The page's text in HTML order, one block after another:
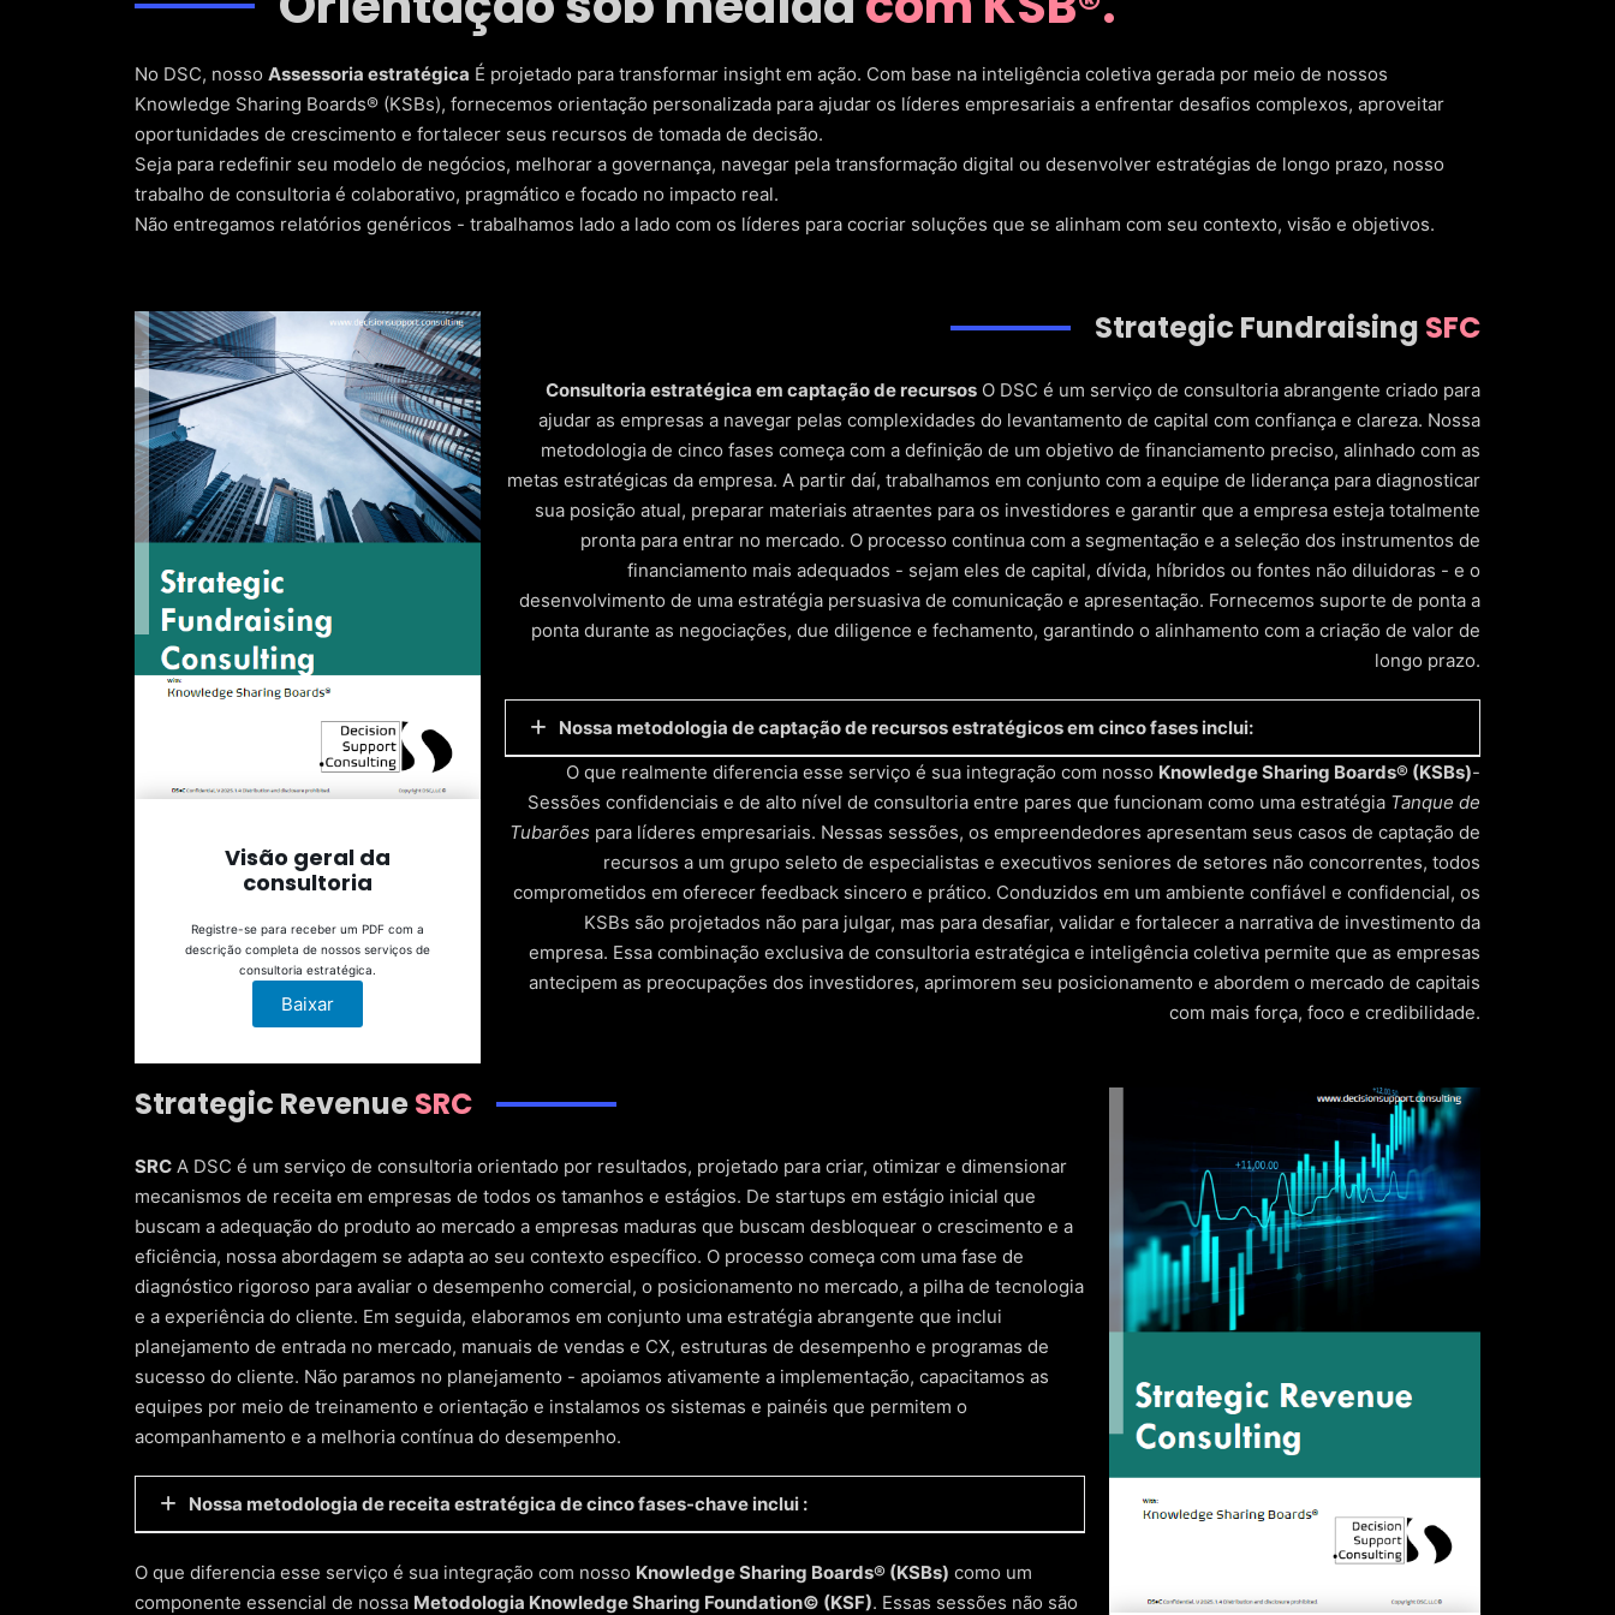
No DSC, nosso Assessoria estratégica É projetado para transformar insight em ação. Com base na inteligência coletiva gerada por meio de nossos
Knowledge Sharing Boards® (KSBs), fornecemos orientação personalizada para ajudar os líderes empresariais a enfrentar desafios complexos, aproveitar
oportunidades de crescimento e fortalecer seus recursos de tomada de decisão.
Seja para redefinir seu modelo de negócios, melhorar a governança, navegar pela transformação digital ou desenvolver estratégias de longo prazo, nosso
trabalho de consultoria é colaborativo, pragmático e focado no impacto real.
Não entregamos relatórios genéricos - trabalhamos lado a lado com os líderes para cocriar soluções que se alinham com seu contexto, visão e objetivos.
Visão geral da
consultoria
Registre-se para receber um PDF com a
descrição completa de nossos serviços de
consultoria estratégica.
Baixar
Strategic Fundraising SFC
Consultoria estratégica em captação de recursosO DSC é um serviço de consultoria abrangente criado para
ajudar as empresas a navegar pelas complexidades do levantamento de capital com confiança e clareza. Nossa
metodologia de cinco fases começa com a definição de um objetivo de financiamento preciso, alinhado com as
metas estratégicas da empresa. A partir daí, trabalhamos em conjunto com a equipe de liderança para diagnosticar
sua posição atual, preparar materiais atraentes para os investidores e garantir que a empresa esteja totalmente
pronta para entrar no mercado. O processo continua com a segmentação e a seleção dos instrumentos de
financiamento mais adequados - sejam eles de capital, dívida, híbridos ou fontes não diluidoras - e o
desenvolvimento de uma estratégia persuasiva de comunicação e apresentação. Fornecemos suporte de ponta a
ponta durante as negociações, due diligence e fechamento, garantindo o alinhamento com a criação de valor de
longo prazo.
Nossa metodologia de captação de recursos estratégicos em cinco fases inclui:
Suporte e negociação de processos
Oriente a empresa durante as reuniões, a due diligence e o fechamento do negócio. Refine seus esforços de
captação de recursos com insights diretos de profissionais experientes.
Definição do objetivo de financiamento
Esclareça a finalidade, o valor, o tipo e o cronograma da rodada de captação de recursos.
Perfil e preparação da empresa
Conduzir diagnósticos e criar uma narrativa e documentação sólidas sobre o investimento.
Segmentação e seleção de tipos de financiamento
Desenvolva a história, refine o argumento de venda e prepare-se para as interações com os investidores.
O que realmente diferencia esse serviço é sua integração com nosso Knowledge Sharing Boards® (KSBs)-
Sessões confidenciais e de alto nível de consultoria entre pares que funcionam como uma estratégia Tanque de
Tubarões para líderes empresariais. Nessas sessões, os empreendedores apresentam seus casos de captação de
recursos a um grupo seleto de especialistas e executivos seniores de setores não concorrentes, todos
comprometidos em oferecer feedback sincero e prático. Conduzidos em um ambiente confiável e confidencial, os
KSBs são projetados não para julgar, mas para desafiar, validar e fortalecer a narrativa de investimento da
empresa. Essa combinação exclusiva de consultoria estratégica e inteligência coletiva permite que as empresas
antecipem as preocupações dos investidores, aprimorem seu posicionamento e abordem o mercado de capitais
com mais força, foco e credibilidade.
Strategic RevenueSRC
SRC A DSC é um serviço de consultoria orientado por resultados, projetado para criar, otimizar e dimensionar
mecanismos de receita em empresas de todos os tamanhos e estágios. De startups em estágio inicial que
buscam a adequação do produto ao mercado a empresas maduras que buscam desbloquear o crescimento e a
eficiência, nossa abordagem se adapta ao seu contexto específico. O processo começa com uma fase de
diagnóstico rigoroso para avaliar o desempenho comercial, o posicionamento no mercado, a pilha de tecnologia
e a experiência do cliente. Em seguida, elaboramos em conjunto uma estratégia abrangente que inclui
planejamento de entrada no mercado, manuais de vendas e CX, estruturas de desempenho e programas de
sucesso do cliente. Não paramos no planejamento - apoiamos ativamente a implementação, capacitamos as
equipes por meio de treinamento e orientação e instalamos os sistemas e painéis que permitem o
acompanhamento e a melhoria contínua do desempenho.
Nossa metodologia de receita estratégica de cinco fases-chave inclui :
Diagnóstico e descoberta profunda
Uma auditoria comercial completa: métricas de funil, lucratividade do cliente, alinhamento da equipe,
O que diferencia esse serviço é sua integração com nosso Knowledge Sharing Boards® (KSBs) como um
componente essencial de nossa Metodologia Knowledge Sharing Foundation© (KSF). Essas sessões não são